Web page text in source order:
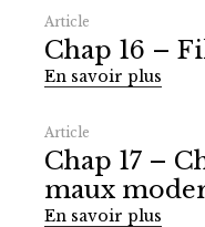
Article
Chap 16 –
En savoir plus
Article
Chap 17 –
maux
En savoir plus